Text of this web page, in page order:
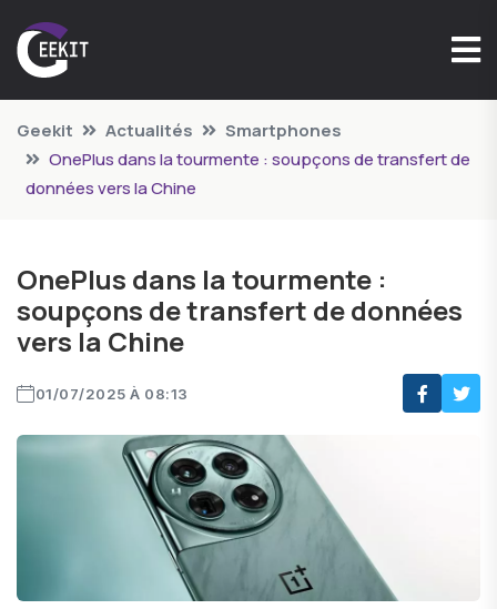
Geekit Actualités
Smartphones
OnePlus dans la tourmente : soupçons de transfert de
données vers la Chine
OnePlus dans la tourmente :
soupçons de transfert de données
vers la Chine
01/07/2025 À 08:13